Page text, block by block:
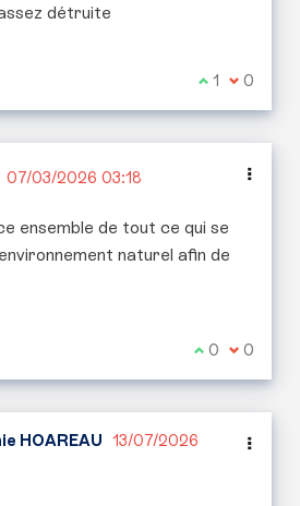
détruite
Je suis
1 Je ne
0
07/03/2026 03:18
ensemble de tout ce qui se
naturel afin de
Je suis
0 Je ne
0
HOAREAU
13/07/2026